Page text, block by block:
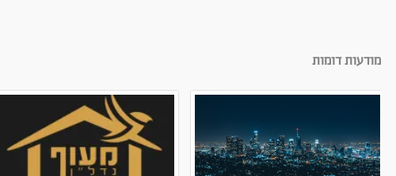
מודעות דומות